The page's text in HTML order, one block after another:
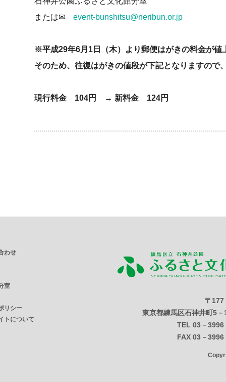
または✉ event-bunshitsu@neribun.or.jp
※平成29年6月1日（木）より郵便はがきの料金が値
そのため、往復はがきの値段が下記となりますので
現行料金 104円 → 新料金 124円
わせ
室
リシー
トについて
〒177
東京都練馬区石神井町5－
TEL 03－3996
FAX 03－3996